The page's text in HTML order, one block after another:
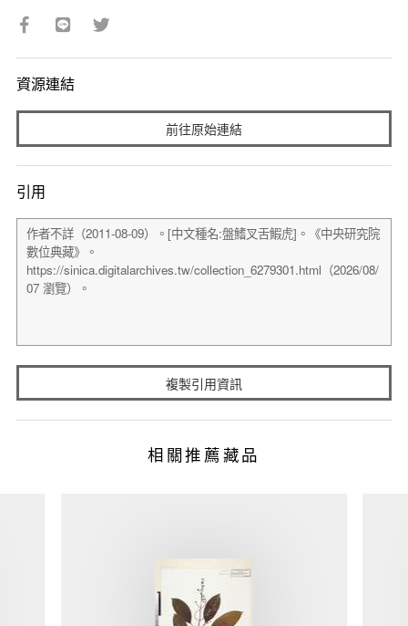
資源連結
前往原始連結
引用
複製引用資訊
相關推薦藏品